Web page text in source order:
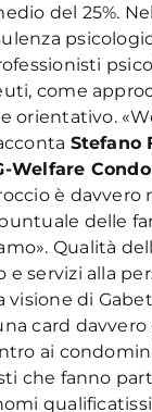
del 25%.
come
orientativo.
Stefano
Welfare
è davvero
delle
Qualità
servizi alla
visione di
card
ai
che fanno